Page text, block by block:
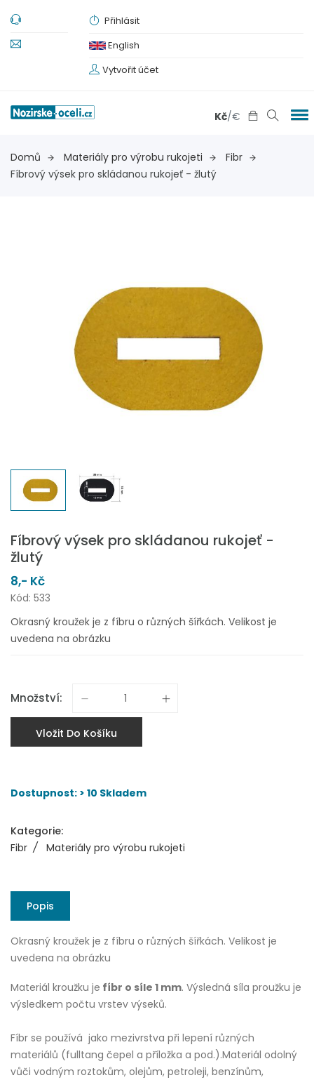
Přihlásit
English
Vytvořit účet
Kč/€
Domů Materiály pro výrobu rukojeti
Fibr
Fíbrový výsek pro skládanou rukojeť - žlutý
Fíbrový výsek pro skládanou rukojeť -
žlutý
8,- Kč
Kód: 533
Okrasný kroužek je z fíbru o různých šířkách. Velikost je
uvedena na obrázku
Množství:
Vložit Do Košíku
Dostupnost: > 10 Skladem
Kategorie:
Fibr / Materiály pro výrobu rukojeti
Popis
Okrasný kroužek je z fíbru o různých šířkách. Velikost je
uvedena na obrázku
Materiál kroužku je fíbr o síle 1 mm. Výsledná síla proužku je
výsledkem počtu vrstev výseků.
Fíbr se používá jako mezivrstva při lepení různých
materiálů (fulltang čepel a příložka a pod.).Materiál odolný
vůči vodným roztokům, olejům, petroleji, benzínům,